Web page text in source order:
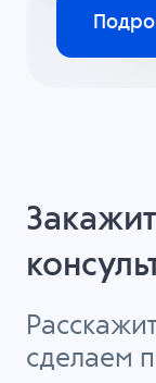
сделаем